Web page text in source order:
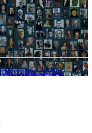
Registrati / Accedi